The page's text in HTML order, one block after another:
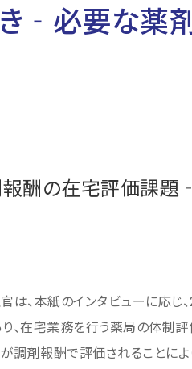
‐必要な薬
報酬の在宅評価課
、本紙のインタビューに応
、在宅業務を行う薬局の体制
剤報酬で評価されることによ